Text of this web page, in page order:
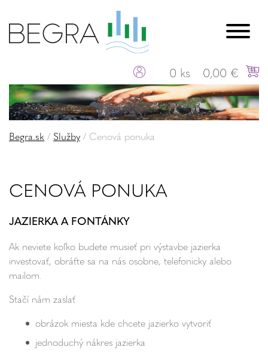
0 ks 0,00 €
Begra.sk / Služby / Cenová ponuka
CENOVÁ PONUKA
JAZIERKA A FONTÁNKY
Ak neviete koľko budete musieť pri výstavbe jazierka
investovať, obráťte sa na nás osobne, telefonicky alebo
mailom.
Stačí nám zaslať
obrázok miesta kde chcete jazierko vytvoriť
jednoduchý nákres jazierka